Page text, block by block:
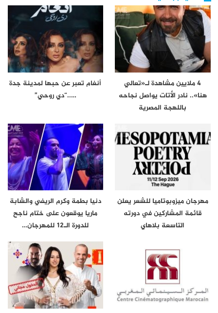
4 ملايين مشاهدة لـ«تعالي
هنا».. نادر الأتات يواصل نجاحه
باللهجة المصرية
أنغام تعبر عن حبها لمدينة جدة
…..“دي روحي”
مهرجان ميزوبوتاميا للشعر يعلن
قائمة المشاركين في دورته
التاسعة بلاهاي
دنيا بطمة وكرم الريفي والشابة
ماريا يوقعون على ختام ناجح
للدورة الـ12 للمهرجان…